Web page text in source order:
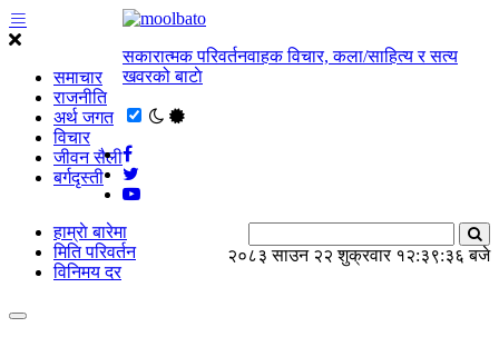
समाचार
राजनीति
अर्थ जगत
विचार
जीवन सैली
बर्गदृस्ती
सकारात्मक परिवर्तनवाहक विचार, कला/साहित्य र सत्य
खवरको बाटाे
२०८३ साउन २२ शुक्रवार १२:३९:३७ बजे
हाम्राे बारेमा
मिति परिवर्तन
विनिमय दर